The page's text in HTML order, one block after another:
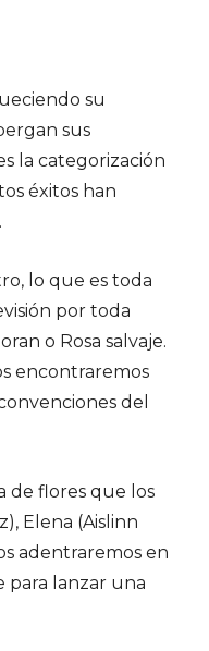
su
sus
la categorización
éxitos han
lo que es toda
por toda
o Rosa salvaje.
encontraremos
del
de flores que los
Elena (Aislinn
adentraremos en
para lanzar una